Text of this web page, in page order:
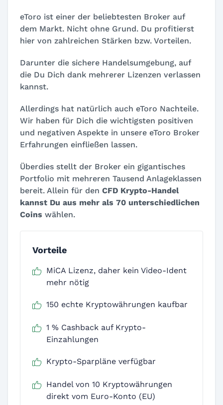
eToro ist einer der beliebtesten Broker auf
dem Markt. Nicht ohne Grund. Du profitierst
hier von zahlreichen Stärken bzw. Vorteilen.
Darunter die sichere Handelsumgebung, auf
die Du Dich dank mehrerer Lizenzen verlassen
kannst.
Allerdings hat natürlich auch eToro Nachteile.
Wir haben für Dich die wichtigsten positiven
und negativen Aspekte in unsere eToro Broker
Erfahrungen einfließen lassen.
Überdies stellt der Broker ein gigantisches
Portfolio mit mehreren Tausend Anlageklassen
bereit. Allein für den CFD Krypto-Handel
kannst Du aus mehr als 70 unterschiedlichen
Coins wählen.
Vorteile
MiCA Lizenz, daher kein Video-Ident
mehr nötig
150 echte Kryptowährungen kaufbar
1 % Cashback auf Krypto-
Einzahlungen
Krypto-Sparpläne verfügbar
Handel von 10 Kryptowährungen
direkt vom Euro-Konto (EU)